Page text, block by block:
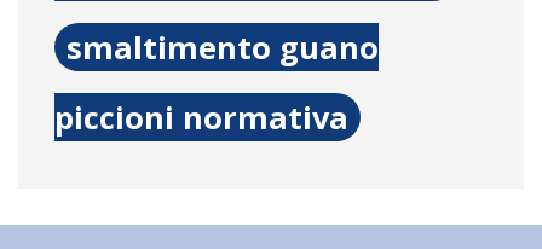
smaltimento guano
piccioni normativa